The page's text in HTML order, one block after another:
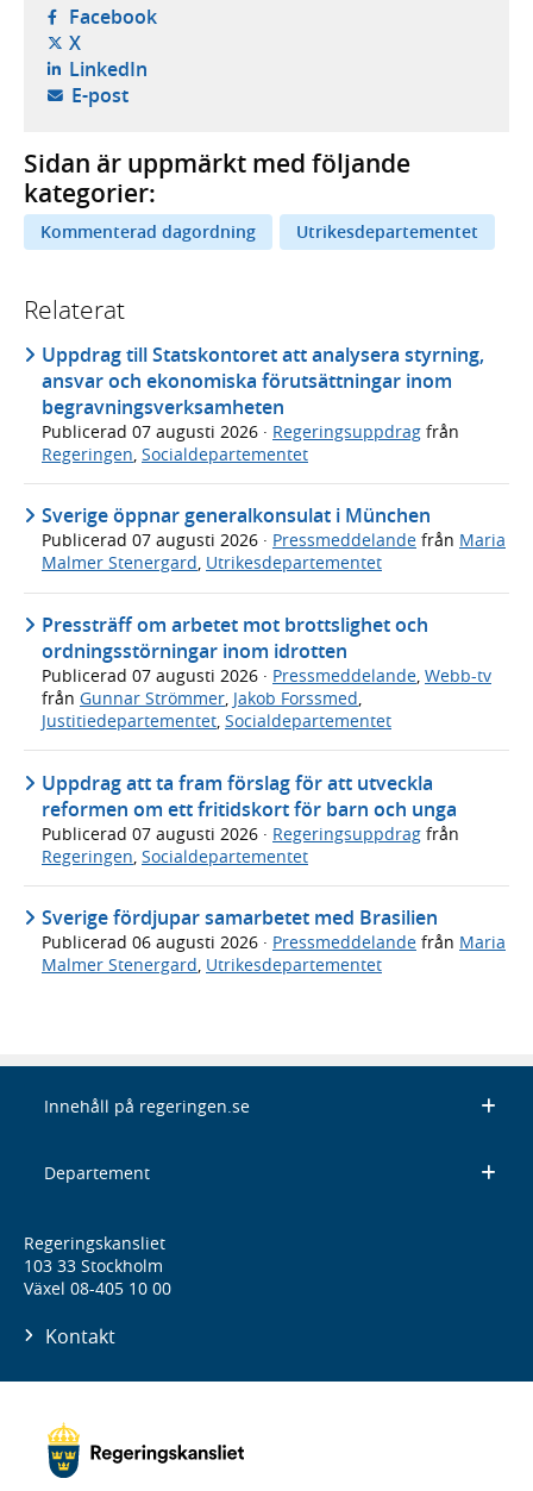
Facebook- öppnas i ny flik, extern webbplats,
X- öppnas i ny flik, extern webbplats,
LinkedIn- öppnas i ny flik, extern webbplats,
E-post- öppnar din e-postklient,
Sidan är uppmärkt med följande
kategorier:
Kommenterad dagordning Utrikesdepartementet
Relaterat
Uppdrag till Statskontoret att analysera styrning,
ansvar och ekonomiska förutsättningar inom
begravningsverksamheten
Publicerad 07 augusti 2026 · Regeringsuppdrag från
Regeringen Socialdepartementet
Sverige öppnar generalkonsulat i München
Publicerad 07 augusti 2026 · Pressmeddelande från Maria
Malmer Stenergard, Utrikesdepartementet
Pressträff om arbetet mot brottslighet och
ordningsstörningar inom idrotten
Publicerad 07 augusti 2026 · Pressmeddelande, Webb-tv
från Gunnar Strömmer, Jakob Forssmed,
Justitiedepartementet, Socialdepartementet
Uppdrag att ta fram förslag för att utveckla
reformen om ett fritidskort för barn och unga
Publicerad 07 augusti 2026 · Regeringsuppdrag från
Regeringen Socialdepartementet
Sverige fördjupar samarbetet med Brasilien
Publicerad 06 augusti 2026 · Pressmeddelande från Maria
Malmer Stenergard, Utrikesdepartementet
Innehåll på regeringen.se
Departement
Regeringskansliet
103 33 Stockholm
Växel 08-405 10 00
Kontakt